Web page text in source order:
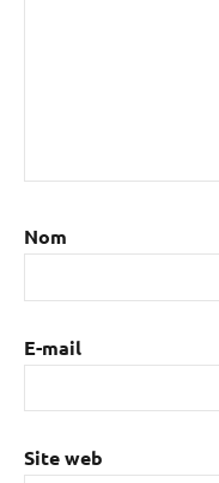
Nom
E-mail
Site web